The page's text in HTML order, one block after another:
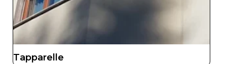
Tapparelle